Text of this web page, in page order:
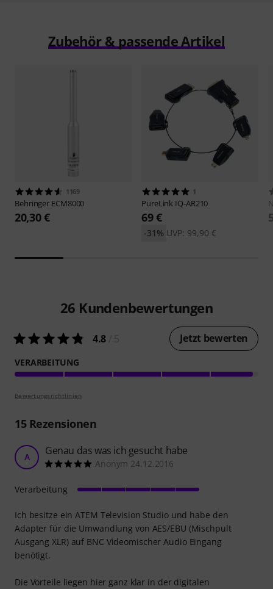
Zubehör & passende Artikel
1169
Behringer ECM8000
20,30 €
1
PureLink IQ-AR210
69 €
UVP: 99,90 €
-31%
26 Kundenbewertungen
4.8 Jetzt bewerten
VERARBEITUNG
Bewertungsrichtlinien
15Rezensionen
A Genau das was ich gesucht habe
Anonym 24.12.2016
Ich besitze ein ATEM Television Studio und habe den
Adapter für die Umwandlung von AES/EBU (Mischpult
Ausgang XLR) auf BNC Videomischer Audio Eingang
benötigt.
Die Vorteile liegen hier ganz klar in der digitalen
Verarbeitung